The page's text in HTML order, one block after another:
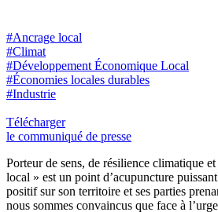
#Ancrage local
#Climat
#Développement Économique Local
#Économies locales durables
#Industrie
Télécharger
le communiqué de presse
Porteur de sens, de résilience climatique
local » est un point d’acupuncture
positif sur son territoire et ses parties
nous sommes convaincus que face à